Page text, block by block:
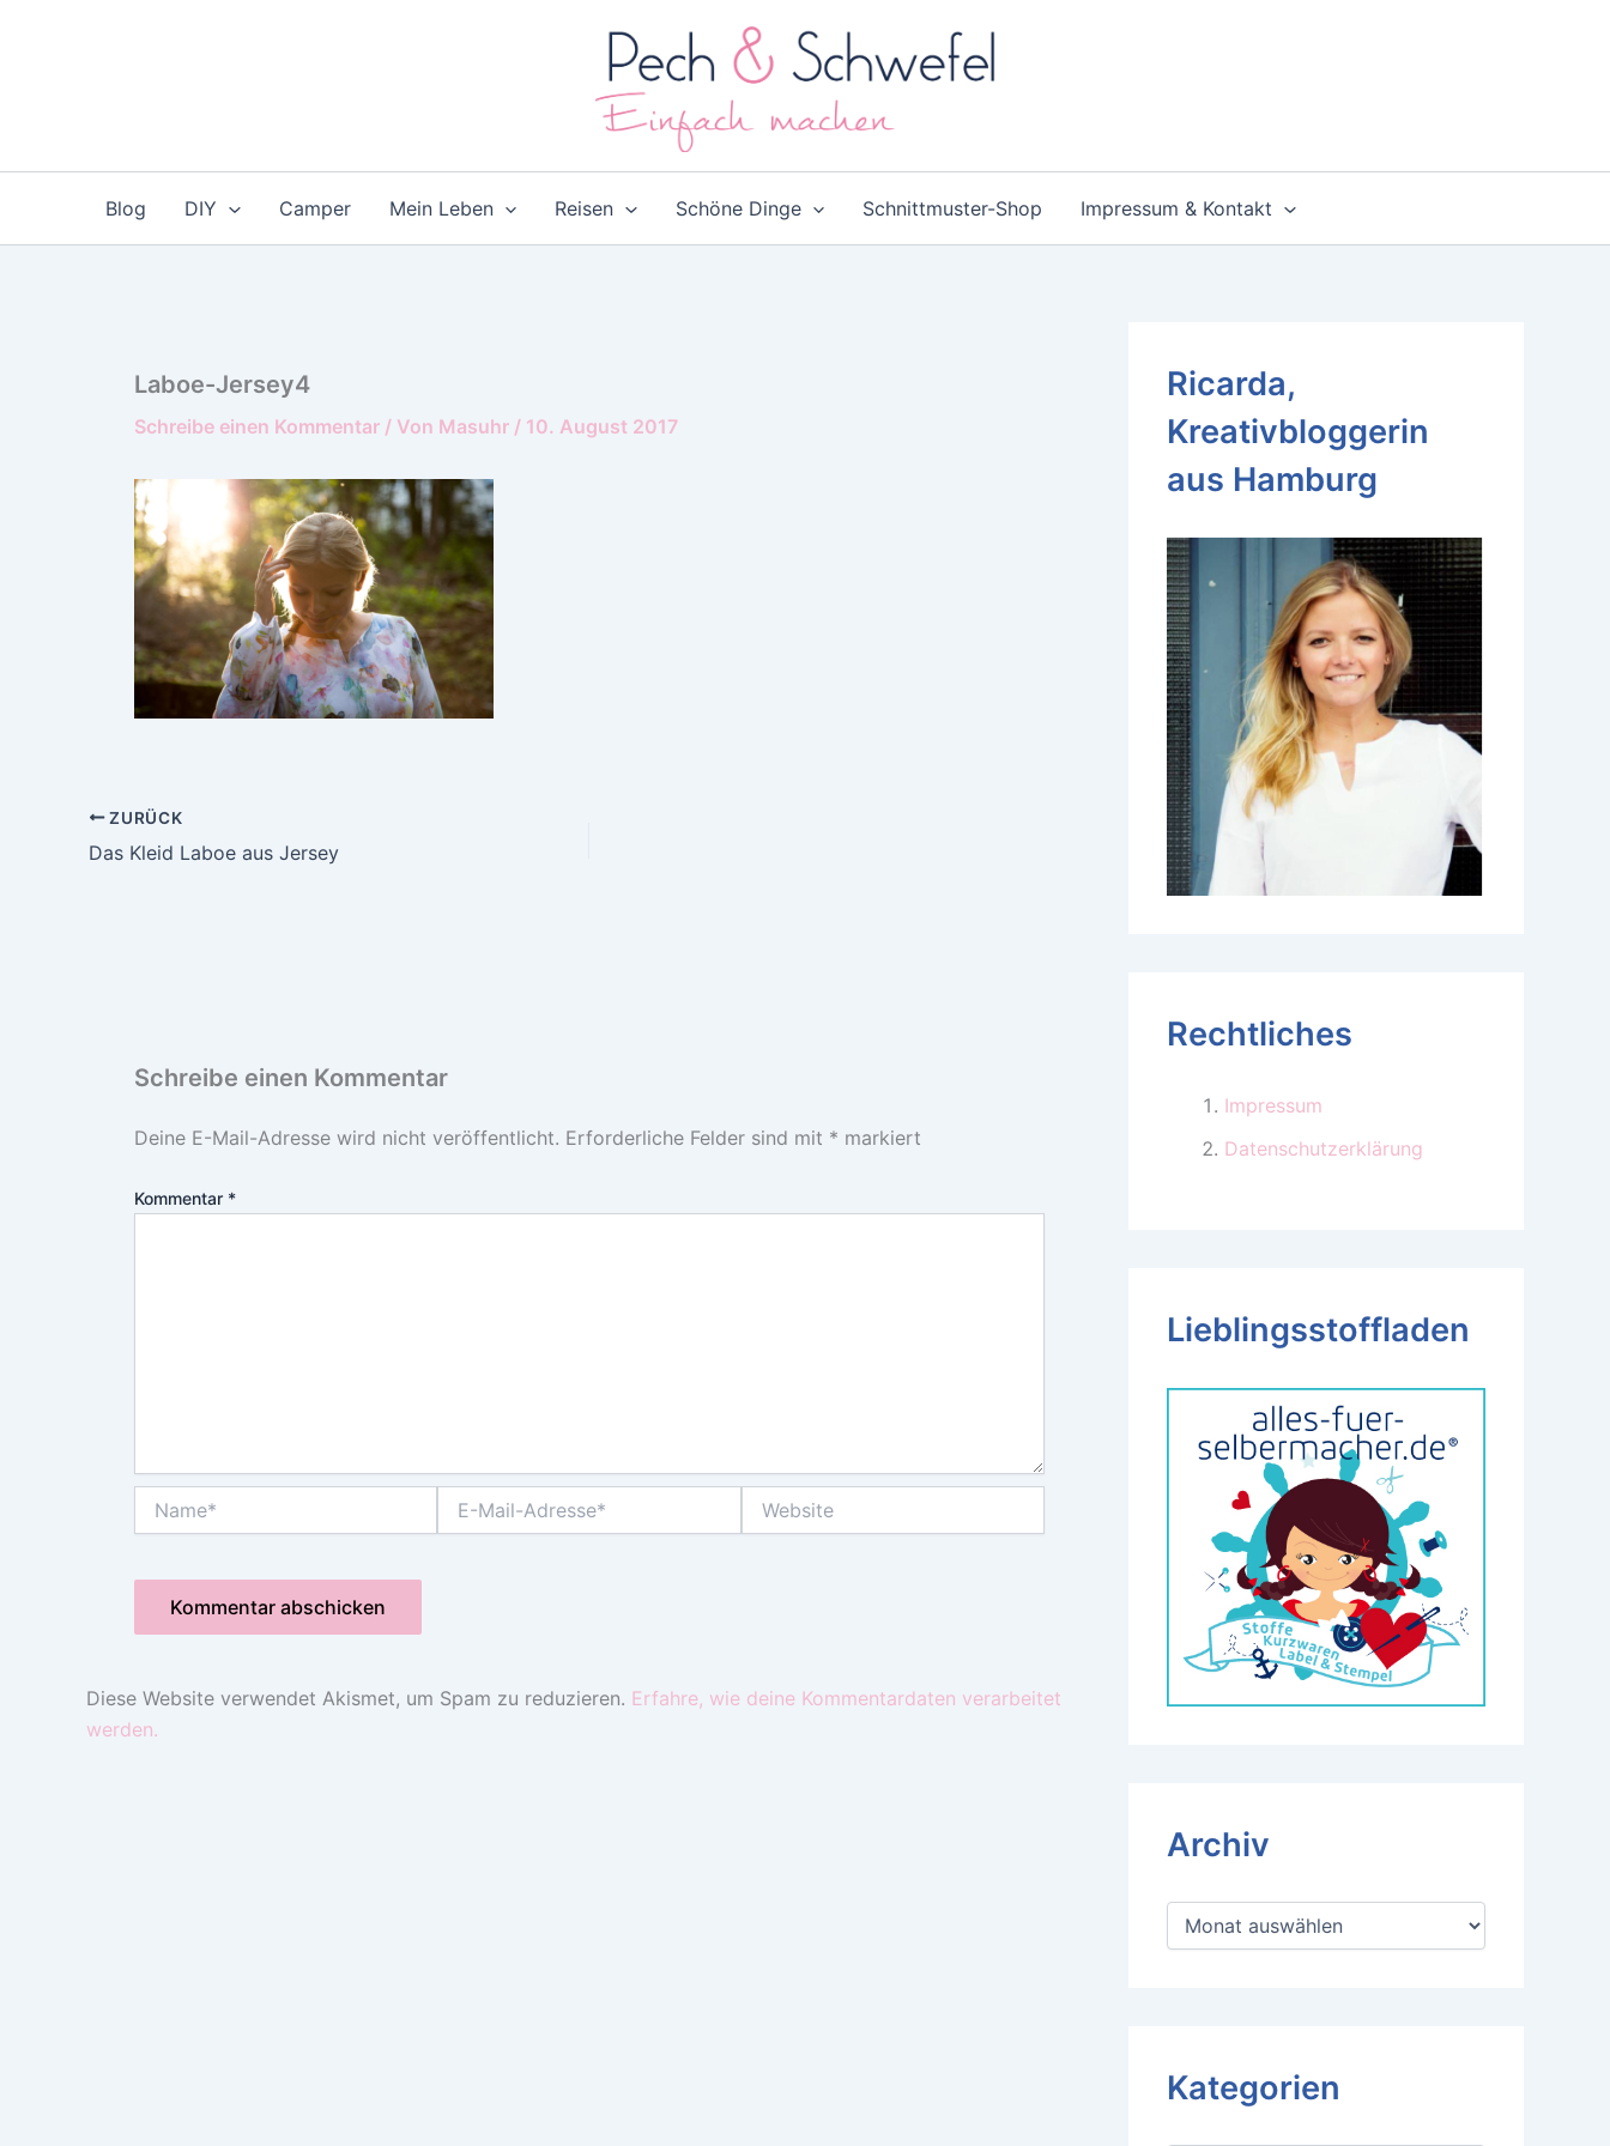
Blog DIY Camper Mein Leben Reisen Schöne Dinge Schnittmuster-Shop Impressum & Kontakt
Laboe-Jersey4
Schreibe einen Kommentar / Von Masuhr / 10. August 2017
ZURÜCK
Das Kleid Laboe aus Jersey
Schreibe einen Kommentar
Deine E-Mail-Adresse wird nicht veröffentlicht. Erforderliche Felder sind mit * markiert
Kommentar *
Mail-
Diese Website verwendet Akismet, um Spam zu reduzieren. Erfahre, wie deine Kommentardaten verarbeitet
werden.
Ricarda,
Kreativbloggerin
aus Hamburg
Rechtliches
Impressum
Datenschutzerklärung
Lieblingsstoffladen
Archiv
A
Kategorien